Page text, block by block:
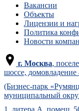
Вакансии
Объекты
Лицензии и
Политика
Новости
г. Москва,
шоссе,
(Бизнес-парк
муниципальный
1, литера А, помещ.